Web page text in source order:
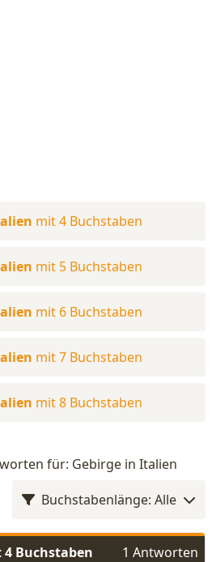
mit 4 Buchstaben
mit 5 Buchstaben
mit 6 Buchstaben
mit 7 Buchstaben
mit 8 Buchstaben
für: Gebirge in Italien
Buchstabenlänge: Alle
Buchstaben
1 Antworten